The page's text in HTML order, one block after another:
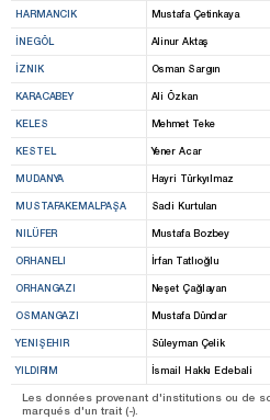
HARMANCIK Mustafa Çetinkaya
İNEGÖL Alinur Aktaş
İZNIK Osman Sargın
KARACABEY Ali Özkan
KELES Mehmet Teke
KESTEL Yener Acar
MUDANYA Hayri Türkyılmaz
MUSTAFAKEMALPAŞA Sadi Kurtulan
NILÜFER Mustafa Bozbey
ORHANELI İrfan Tatlıoğlu
ORHANGAZI Neşet Çağlayan
OSMANGAZI Mustafa Dündar
YENIŞEHIR Süleyman Çelik
YILDIRIM İsmail Hakkı Edebali
Les données provenant d'institutions ou de
marqués d'un trait (-).